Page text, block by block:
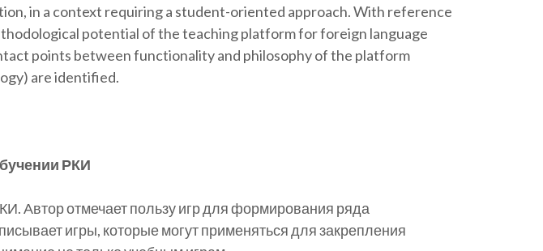
in a context requiring a student-oriented approach. With reference
potential of the teaching platform for foreign language
points between functionality and philosophy of the platform
are identified.
РКИ
Автор отмечает пользу игр для формирования ряда
игры, которые могут применяться для закрепления